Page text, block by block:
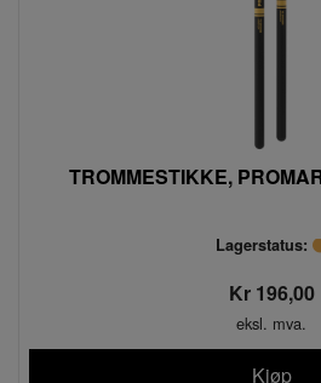
TROMMESTIKKE,
Lagerstatus:
Kr 196,00
eksl. mva.
Kjøp